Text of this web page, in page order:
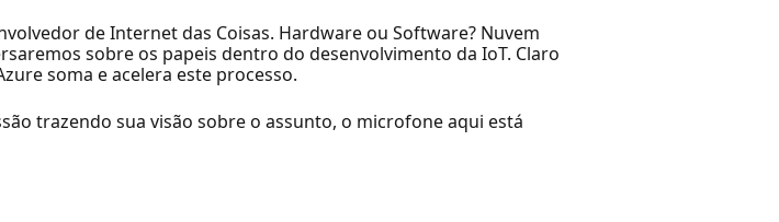
de Internet das Coisas. Hardware ou Software? Nuvem
sobre os papeis dentro do desenvolvimento da IoT. Claro
soma e acelera este processo.
trazendo sua visão sobre o assunto, o microfone aqui está